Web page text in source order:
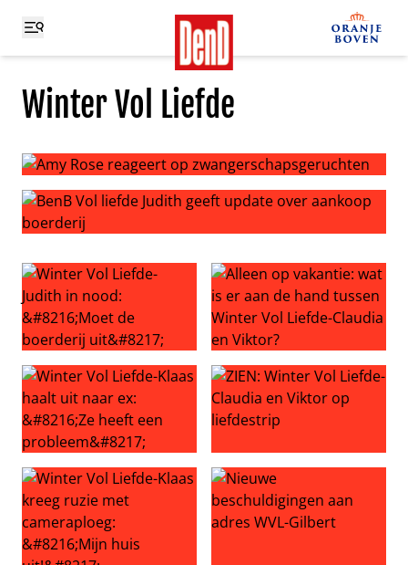
Winter Vol Liefde
Amy Rose reageert op zwangerschapsgeruchten
Winter Vol Liefde-Judith in nood: ‘Moet de boerderij uit’
Alleen op vakantie: wat is
Winter Vol Liefde-Klaas haalt uit naar ex: ‘Ze heeft een
ZIEN: Winter Vol Liefde-